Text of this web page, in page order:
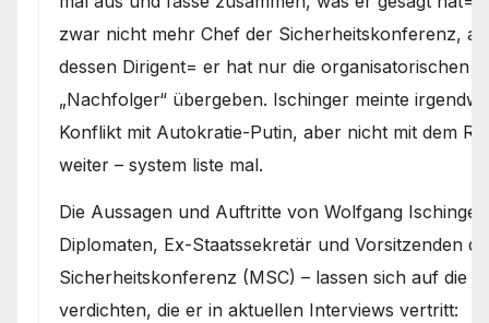
zwar nicht mehr Chef der Sicherheitskonferenz,
dessen Dirigent= er hat nur die organisatorischen
„Nachfolger“ übergeben. Ischinger meinte
Konflikt mit Autokratie-Putin, aber nicht mit dem
weiter – system liste mal.
Die Aussagen und Auftritte von Wolfgang Ischinger
Diplomaten, Ex-Staatssekretär und Vorsitzenden
Sicherheitskonferenz (MSC) – lassen sich auf die
verdichten, die er in aktuellen Interviews vertritt: